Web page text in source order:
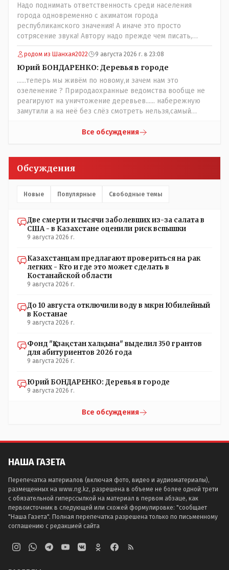
Надо поднимать ответственность среди населения
города одновременно с акиматом города
республиканского значения! А иначе это просто
сотрясение звука! Автору надо прежде чем писать,
необходимо самому обратиться в ЖКХ акимата и
разобраться прежде чем своей статьей провоцировать
население города!
родом из Шанхая2022 9 августа 2026 г. в 23:08
Юрий БОНДАРЕНКО: Деревья в городе
......теперь мы живём по новому,и зачем нам это
озеленение ? Природаохранные ведомства вообще не
реагируют на уничтожение деревьев...... набережную
замутили а на неё без слёз смотреть нельзя,самый
строителей"специалистов",как исторические здания
бы по историческим постройкам сколько было
ликвидировано в советское время и в наше.......
Все обсуждения
Обсуждения
Новые Популярные Свободные темы
Две смерти и тысячи заболевших из-за салата в
США - в Казахстане оценили риск вспышки
9 августа 2026 г.
Казахстанцам предлагают провериться на рак
легких - Кто и где это может сделать в
Костанайской области
9 августа 2026 г.
До 10 августа отключили воду в мкрн Юбилейный
в Костанае
9 августа 2026 г.
Фонд "Қазақстан халқына" выделил 350 грантов
для абитуриентов 2026 года
9 августа 2026 г.
Юрий БОНДАРЕНКО: Деревья в городе
9 августа 2026 г.
Все обсуждения
НАША ГАЗЕТА
Перепечатка материалов (включая фото, видео и аудиоматериалы),
размещенных на www.ng.kz, разрешена в объеме не более одной трети
с обязательной гиперссылкой на материал в первом абзаце, как
первоисточник в следующей или схожей формулировке: "сообщает
"Наша Газета". Полная перепечатка разрешена только по письменному
соглашению с редакцией сайта